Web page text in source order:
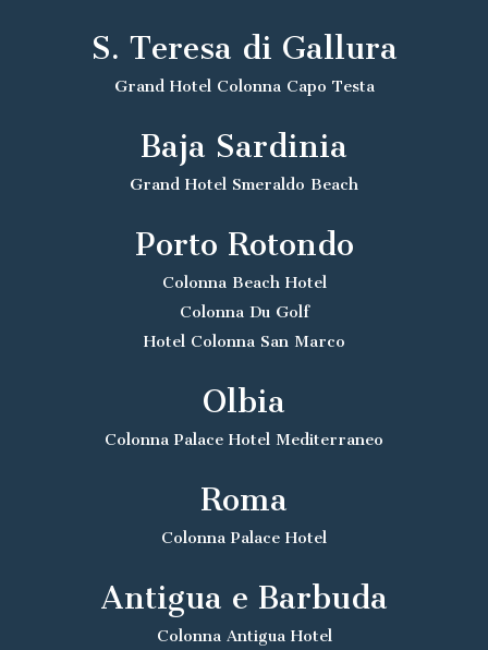
S. Teresa di Gallura
Grand Hotel Colonna Capo Testa
Baja Sardinia
Grand Hotel Smeraldo Beach
Porto Rotondo
Colonna Beach Hotel
Colonna Du Golf
Hotel Colonna San Marco
Olbia
Colonna Palace Hotel Mediterraneo
Roma
Colonna Palace Hotel
Antigua e Barbuda
Colonna Antigua Hotel